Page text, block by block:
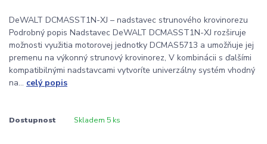
DeWALT DCMASST1N-XJ – nadstavec strunového krovinorezu
Podrobný popis Nadstavec DeWALT DCMASST1N-XJ rozširuje
možnosti využitia motorovej jednotky DCMAS5713 a umožňuje jej
premenu na výkonný strunový krovinorez, V kombinácii s ďalšími
kompatibilnými nadstavcami vytvoríte univerzálny systém vhodný
na... celý popis
Dostupnost Skladem 5 ks